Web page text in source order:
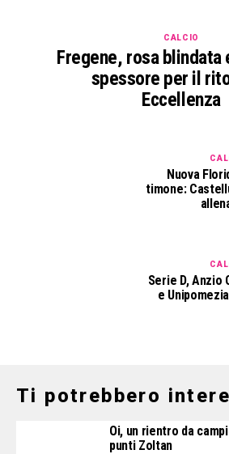
CALCIO
Fregene, rosa blindata
spessore per il
Eccellenza
Nuova
timone:
Serie D, Anzio
e
Ti potrebbero
Oi, un rientro da
punti Zoltan